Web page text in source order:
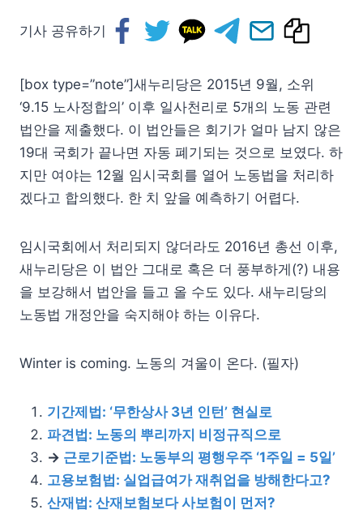
기사 공유하기
[box type=”note”]새누리당은 2015년 9월, 소위
‘9.15 노사정합의’ 이후 일사천리로 5개의 노동 관련
법안을 제출했다. 이 법안들은 회기가 얼마 남지 않은
19대 국회가 끝나면 자동 폐기되는 것으로 보였다. 하
지만 여야는 12월 임시국회를 열어 노동법을 처리하
겠다고 합의했다. 한 치 앞을 예측하기 어렵다.
임시국회에서 처리되지 않더라도 2016년 총선 이후,
새누리당은 이 법안 그대로 혹은 더 풍부하게(?) 내용
을 보강해서 법안을 들고 올 수도 있다. 새누리당의
노동법 개정안을 숙지해야 하는 이유다.
Winter is coming. 노동의 겨울이 온다. (필자)
기간제법: ‘무한상사 3년 인턴’ 현실로
파견법: 노동의 뿌리까지 비정규직으로
→ 근로기준법: 노동부의 평행우주 ‘1주일 = 5일’
고용보험법: 실업급여가 재취업을 방해한다고?
산재법: 산재보험보다 사보험이 먼저?